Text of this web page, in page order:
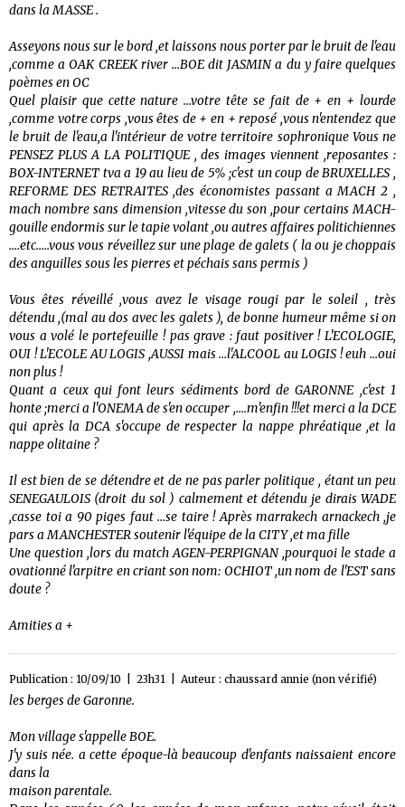
dans la MASSE .
Asseyons nous sur le bord ,et laissons nous porter par le bruit de l'eau
,comme a OAK CREEK river ...BOE dit JASMIN a du y faire quelques
poèmes en OC
Quel plaisir que cette nature ...votre tête se fait de + en + lourde
,comme votre corps ,vous êtes de + en + reposé ,vous n'entendez que
le bruit de l'eau,a l'intérieur de votre territoire sophronique Vous ne
PENSEZ PLUS A LA POLITIQUE , des images viennent ,reposantes :
BOX-INTERNET tva a 19 au lieu de 5% ;c'est un coup de BRUXELLES ,
REFORME DES RETRAITES ,des économistes passant a MACH 2 ,
mach nombre sans dimension ,vitesse du son ,pour certains MACH-
gouille endormis sur le tapie volant ,ou autres affaires politichiennes
....etc.....vous vous réveillez sur une plage de galets ( la ou je choppais
des anguilles sous les pierres et péchais sans permis )
Vous êtes réveillé ,vous avez le visage rougi par le soleil , très
détendu ,(mal au dos avec les galets ), de bonne humeur même si on
vous a volé le portefeuille ! pas grave : faut positiver ! L'ECOLOGIE,
OUI ! L'ECOLE AU LOGIS ,AUSSI mais ...l'ALCOOL au LOGIS ! euh ...oui
non plus !
Quant a ceux qui font leurs sédiments bord de GARONNE ,c'est 1
honte ;merci a l'ONEMA de s'en occuper ,....m'enfin !!!et merci a la DCE
qui après la DCA s'occupe de respecter la nappe phréatique ,et la
nappe olitaine ?
Il est bien de se détendre et de ne pas parler politique , étant un peu
SENEGAULOIS (droit du sol ) calmement et détendu je dirais WADE
,casse toi a 90 piges faut ...se taire ! Après marrakech arnackech ,je
pars a MANCHESTER soutenir l'équipe de la CITY ,et ma fille
Une question ,lors du match AGEN-PERPIGNAN ,pourquoi le stade a
ovationné l'arpitre en criant son nom: OCHIOT ,un nom de l'EST sans
doute ?
Amities a +
Publication : 10/09/10 | 23h31 | Auteur : chaussard annie (non vérifié)
les berges de Garonne.
Mon village s'appelle BOE.
J'y suis née. a cette époque-là beaucoup d'enfants naissaient encore
dans la
maison parentale.